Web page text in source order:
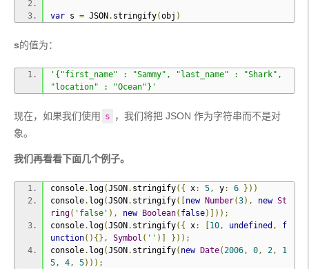
var s = JSON . stringify(obj )
s的值为：
'{"first_name" : "Sammy", "last_name" : "Shark",
"location" : "Ocean"}'
现在，如果我们使用 s ，我们将把 JSON 作为字符串而不是对
象。
我们再看看下面几个例子。
console. log(JSON . stringify({ x: 5, y: 6
}))
console. log(JSON . stringify([ new Number(3), new St
ring( 'false' ), new Boolean( false)]));
console. log(JSON . stringify({ x: 10, undefined ,
f
unction(){}, Symbol ( '' )]
}));
console. log(JSON . stringify( new Date(2006, 0, 2,
1
5, 4, 5)));